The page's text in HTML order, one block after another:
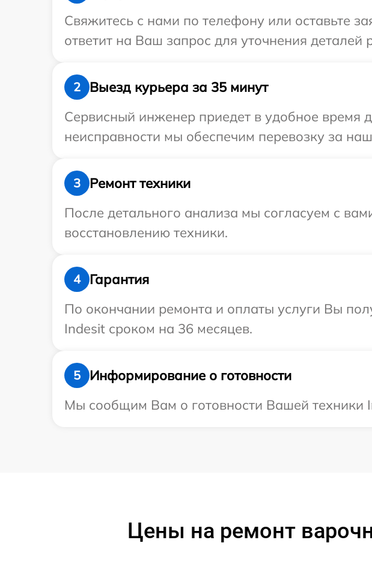
Свяжитесь с нами по телефону или оставьте
ответит на Ваш запрос для уточнения деталей
2
Выезд курьера за 35 минут
Сервисный инженер приедет в удобное время
неисправности мы обеспечим перевозку за
3
Ремонт техники
После детального анализа мы согласуем с
восстановлению техники.
4
Гарантия
По окончании ремонта и оплаты услуги Вы
Indesit сроком на 36 месяцев.
5
Информирование о готовности
Мы сообщим Вам о готовности Вашей техники
Цены на ремонт